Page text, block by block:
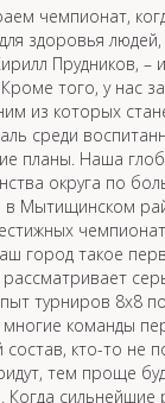
чемпионат,
здоровья людей,
Прудников, –
того, у нас
из которых
среди
планы. Наша
округа по
в Мытищинском
город такое
турниров 8х8
команды
состав, кто-то не
тем проще
Когда